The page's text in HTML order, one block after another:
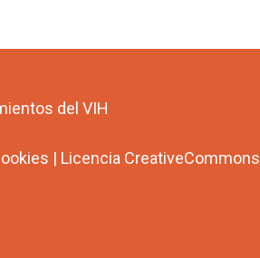
del VIH
| Licencia CreativeCommons